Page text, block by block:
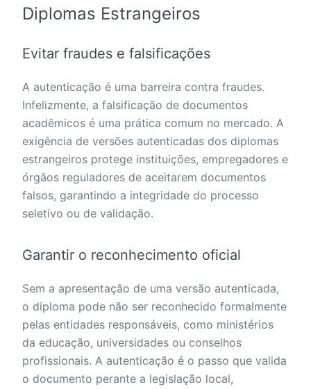
Diplomas Estrangeiros
Evitar fraudes e falsificações
A autenticação é uma barreira contra fraudes.
Infelizmente, a falsificação de documentos
acadêmicos é uma prática comum no mercado. A
exigência de versões autenticadas dos diplomas
estrangeiros protege instituições, empregadores e
órgãos reguladores de aceitarem documentos
falsos, garantindo a integridade do processo
seletivo ou de validação.
Garantir o reconhecimento oficial
Sem a apresentação de uma versão autenticada,
o diploma pode não ser reconhecido formalmente
pelas entidades responsáveis, como ministérios
da educação, universidades ou conselhos
profissionais. A autenticação é o passo que valida
o documento perante a legislação local,